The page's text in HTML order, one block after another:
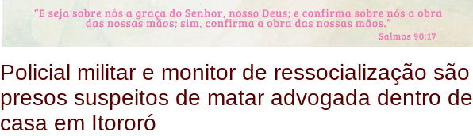
Policial militar e monitor de ressocialização são
presos suspeitos de matar advogada dentro de
casa em Itororó